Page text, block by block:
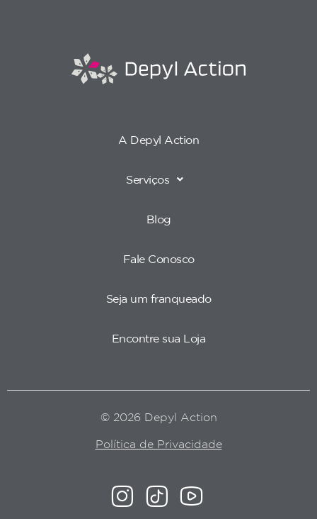
A Depyl Action
Serviços
Blog
Fale Conosco
Seja um franqueado
Encontre sua Loja
© 2026 Depyl Action
Política de Privacidade